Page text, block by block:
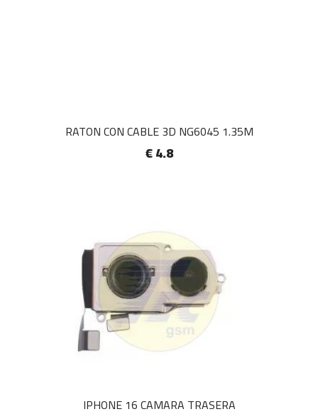
RATON CON CABLE 3D NG6045 1.35M
€ 4.8
IPHONE 16 CAMARA TRASERA